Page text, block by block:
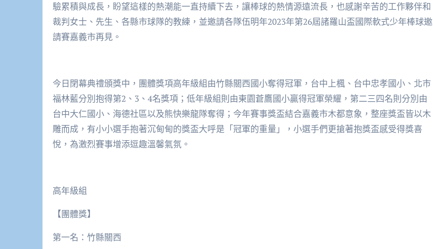
驗累積與成長，盼望這樣的熱潮能一直持續下去，讓棒球的熱情源遠流長，也感謝辛苦的工作夥伴和
裁判女士、先生、各縣市球隊的教練，並邀請各隊伍明年2023年第26屆諸羅山盃國際軟式少年棒球邀
請賽嘉義市再見。
今日閉幕典禮頒獎中，團體獎項高年級組由竹縣關西國小奪得冠軍，台中上楓、台中忠孝國小、北市
福林藍分別抱得第2、3、4名獎項；低年級組則由東園蒼鷹國小贏得冠軍榮耀，第二三四名則分別由
台中大仁國小、海德社區以及熊快樂龍隊奪得；今年賽事獎盃結合嘉義市木都意象，整座獎盃皆以木
雕而成，有小小選手抱著沉甸甸的獎盃大呼是「冠軍的重量」，小選手們更搶著抱獎盃感受得獎喜
悅，為激烈賽事增添逗趣溫馨氣氛。
高年級組
【團體獎】
第一名：竹縣關西